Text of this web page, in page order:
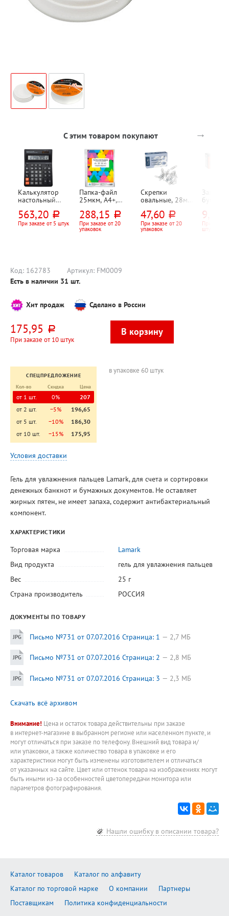
С этим товаром покупают →
Калькулятор
настольный
12-разряд.,
203мм*158мм*3
563,20 руб.
При заказе от 5 штук
Папка-файл
25мкм, А4+,
"Стандарт",
глянцевая, с
перфорацией,
288,15 руб.
При заказе от 20
упаковок
Скрепки
овальные, 28мм,
Глобус, 100шт,
картон. уп.
47,60 руб.
При заказе от 20
упаковок
Зажим
бумаг
черный
9,35
При
штук
Код: 162783 Артикул: FM0009
Есть в наличии 31 шт.
Хит продаж Сделано в России
175,95 руб.
При заказе от 10 штук
СПЕЦПРЕДЛОЖЕНИЕ
Кол-во
Скидка Цена
от 1 шт. 0%
207
от 2 шт.
−5%
196,65
от 5 шт.
−10%
186,30
от 10 шт.
−15% 175,95
в упаковке 60 штук
Условия доставки
Гель для увлажнения пальцев Lamark, для счета и сортировки
денежных банкнот и бумажных документов. Не оставляет
жирных пятен, не имеет запаха, содержит антибактериальный
компонент.
ХАРАКТЕРИСТИКИ
Торговая марка
Lamark
Вид продукта
гель для увлажнения пальцев
Вес
25 г
Страна производитель
РОССИЯ
ДОКУМЕНТЫ ПО ТОВАРУ
Письмо №731 от 07.07.2016 Страница: 1 2,7 МБ
Письмо №731 от 07.07.2016 Страница: 2 2,8 МБ
Письмо №731 от 07.07.2016 Страница: 3 2,3 МБ
Скачать всё архивом
Внимание! Цена и остаток товара действительны при заказе
в интернет-магазине в выбранном регионе или населенном пункте, и
могут отличаться при заказе по телефону. Внешний вид товара и/
или упаковки, а также количество товара в упаковке и его
характеристики могут быть изменены изготовителем и отличаться
от указанных на сайте. Цвет или оттенок товара на изображениях могут
быть иными из-за особенностей цветопередачи монитора или
параметров фотографирования.
Нашли ошибку в описании товара?
Каталог товаров
Каталог по алфавиту
Каталог по торговой марке
О компании
Партнеры
Поставщикам
Политика конфиденциальности